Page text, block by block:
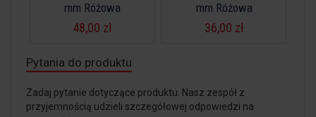
mm Różowa
48,00 zł
mm Różowa
36,00 zł
Pytania do produktu
Zadaj pytanie dotyczące produktu. Nasz zespół z
przyjemnością udzieli szczegółowej odpowiedzi na